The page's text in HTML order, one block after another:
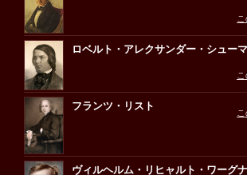
ロベルト・アレクサンダー・シュー
フランツ・リスト
ヴィルヘルム・リヒャルト・ワーグ